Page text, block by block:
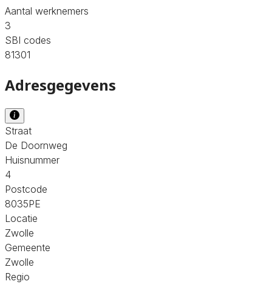
Aantal werknemers
3
SBI codes
81301
Adresgegevens
Straat
De Doornweg
Huisnummer
4
Postcode
8035PE
Locatie
Zwolle
Gemeente
Zwolle
Regio